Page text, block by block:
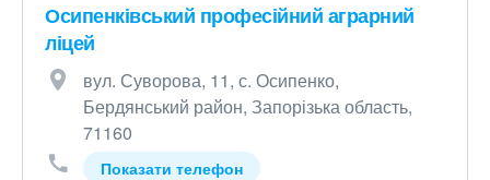
Осипенківський професійний аграрний
ліцей
вул. Суворова, 11, с. Осипенко,
Бердянський район, Запорізька область,
71160
Показати телефон